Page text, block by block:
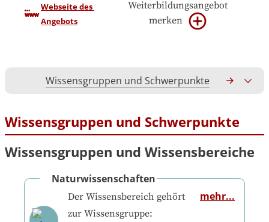
Webseite des
Angebots
Weiterbildungsangebot
merken
Wissensgruppen und Schwerpunkte
Wissensgruppen und Schwerpunkte
Wissensgruppen und Wissensbereiche
Naturwissenschaften
Der Wissensbereich gehört
zur Wissensgruppe:
mehr...